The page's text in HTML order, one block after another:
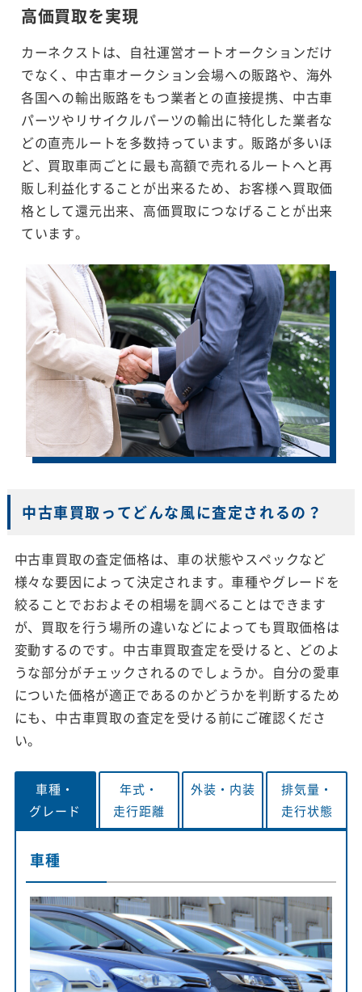
高価買取を実現
カーネクストは、自社運営オートオークションだけ
でなく、中古車オークション会場への販路や、海外
各国への輸出販路をもつ業者との直接提携、中古車
パーツやリサイクルパーツの輸出に特化した業者な
どの直売ルートを多数持っています。販路が多いほ
ど、買取車両ごとに最も高額で売れるルートへと再
販し利益化することが出来るため、お客様へ買取価
格として還元出来、高価買取につなげることが出来
ています。
中古車買取ってどんな風に査定されるの？
中古車買取の査定価格は、車の状態やスペックなど
様々な要因によって決定されます。車種やグレードを
絞ることでおおよその相場を調べることはできます
が、買取を行う場所の違いなどによっても買取価格は
変動するのです。中古車買取査定を受けると、どのよ
うな部分がチェックされるのでしょうか。自分の愛車
についた価格が適正であるのかどうかを判断するため
にも、中古車買取の査定を受ける前にご確認くださ
い。
車種・
グレード
年式・
走行距離
外装・ 内装
排気量・
走行状態
車種